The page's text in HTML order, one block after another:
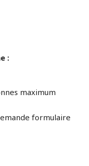
:
maximum
formulaire